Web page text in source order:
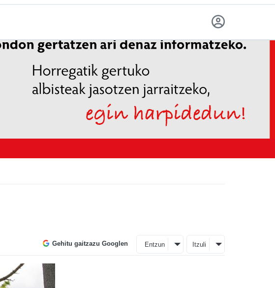
Gehitu gaitzazu Googlen Entzun Itzuli